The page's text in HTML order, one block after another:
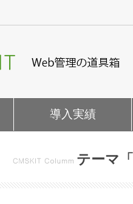
導入実績
テーマ「